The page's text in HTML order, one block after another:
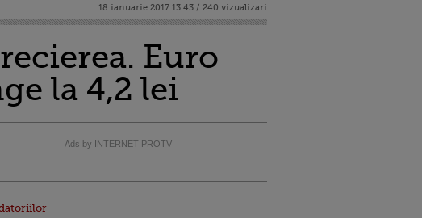
18 ianuarie 2017 13:43 / 240 vizualizari
Euro
la 4,2 lei
Ads by INTERNET PROTV